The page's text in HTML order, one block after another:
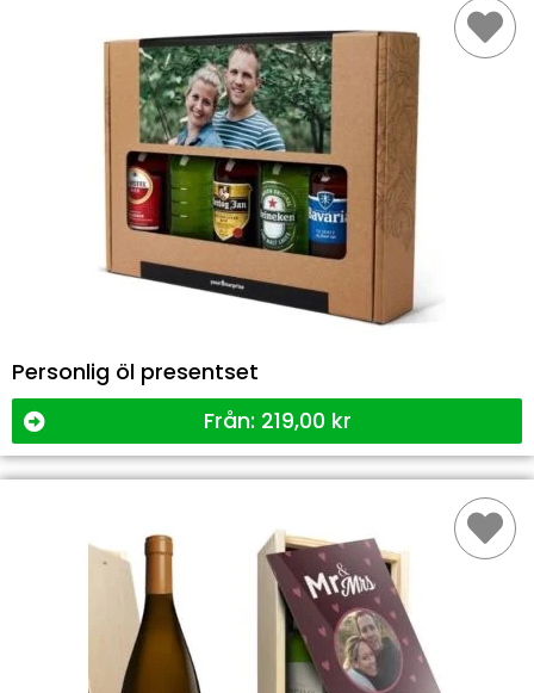
Personlig öl presentset
Från: 219,00 kr